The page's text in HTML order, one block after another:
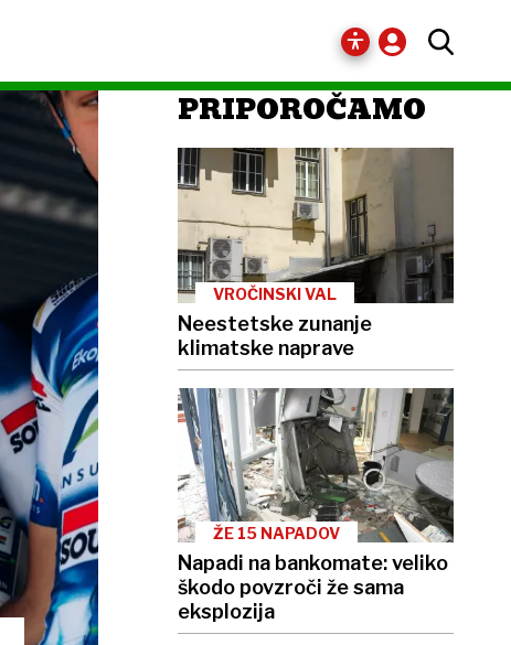
PRIPOROČAMO
VROČINSKI VAL
Neestetske zunanje
klimatske naprave
ŽE 15 NAPADOV
Napadi na bankomate: veliko
škodo povzroči že sama
eksplozija